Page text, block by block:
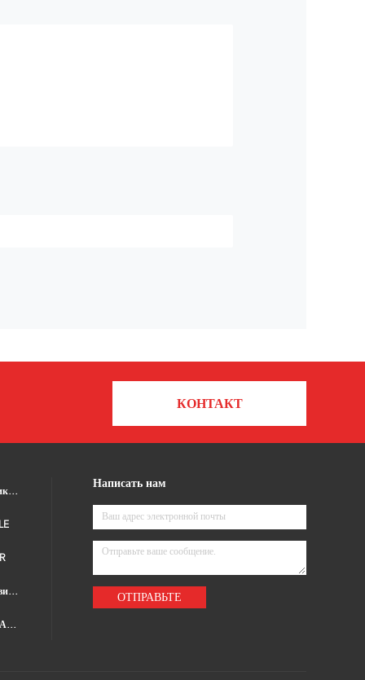
КОНТАКТ
датчик движения микроволны
Dimmable датчик движения
Датчик движения НА переключателе
Написать нам
ОТПРАВЬТЕ